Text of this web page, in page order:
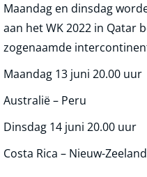
Maandag en dinsdag
aan het WK 2022 in Qatar
zogenaamde
Maandag 13 juni 20.00 uur
Australië – Peru
Dinsdag 14 juni 20.00 uur
Costa Rica – Nieuw-Zeeland